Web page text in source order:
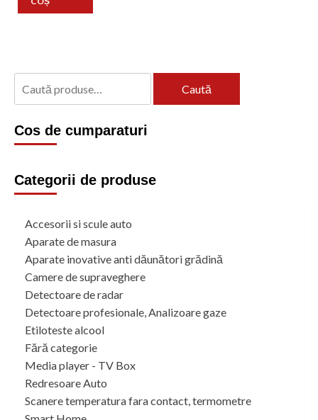
Caută
Cos de cumparaturi
Categorii de produse
Accesorii si scule auto
Aparate de masura
Aparate inovative anti dăunători grădină
Camere de supraveghere
Detectoare de radar
Detectoare profesionale, Analizoare gaze
Etiloteste alcool
Fără categorie
Media player - TV Box
Redresoare Auto
Scanere temperatura fara contact, termometre